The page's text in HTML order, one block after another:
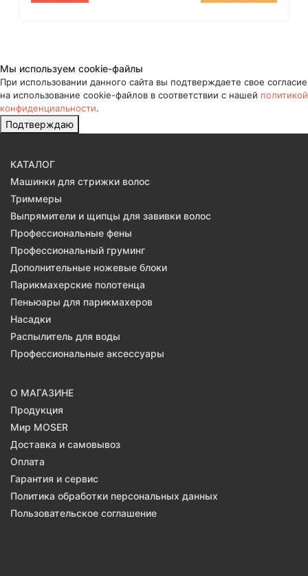
Мы используем cookie-файлы
При использовании данного сайта вы подтверждаете свое согласие
на использование cookie-файлов в соответствии с нашей политикой
конфиденциальности.
Подтверждаю
КАТАЛОГ
Машинки для стрижки волос
Триммеры
Выпрямители и щипцы для завивки волос
Профессиональные фены
Профессиональный груминг
Дополнительные ножевые блоки
Парикмахерские полотенца
Пеньюары для парикмахеров
Насадки
Распылитель для воды
Профессиональные аксессуары
О МАГАЗИНЕ
Продукция
Мир MOSER
Доставка и самовывоз
Оплата
Гарантия и сервис
Политика обработки персональных данных
Пользовательское соглашение